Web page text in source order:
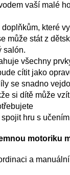
vaší malé
doplňkům, které
může stát z
salón.
všechny
cítit jako
se snadno
si dítě může
hru s
motoriku
a